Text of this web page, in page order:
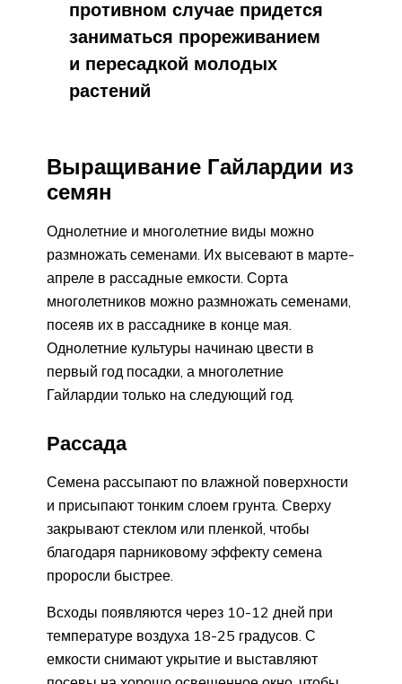
противном случае придется
заниматься прореживанием
и пересадкой молодых
растений
Выращивание Гайлардии из
семян
Однолетние и многолетние виды можно
размножать семенами. Их высевают в марте-
апреле в рассадные емкости. Сорта
многолетников можно размножать семенами,
посеяв их в рассаднике в конце мая.
Однолетние культуры начинаю цвести в
первый год посадки, а многолетние
Гайлардии только на следующий год.
Рассада
Семена рассыпают по влажной поверхности
и присыпают тонким слоем грунта. Сверху
закрывают стеклом или пленкой, чтобы
благодаря парниковому эффекту семена
проросли быстрее.
Всходы появляются через 10-12 дней при
температуре воздуха 18-25 градусов. С
емкости снимают укрытие и выставляют